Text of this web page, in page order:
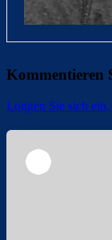
Kommentieren
Loggen Sie sich